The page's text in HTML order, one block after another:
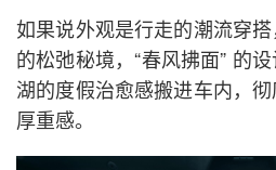
如果说外观是行走的潮流穿
的松弛秘境，“春风拂面” 的
湖的度假治愈感搬进车内，
厚重感。